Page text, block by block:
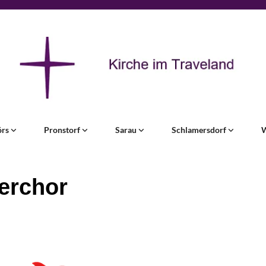
Pronstorf Sarau Schlamersdorf